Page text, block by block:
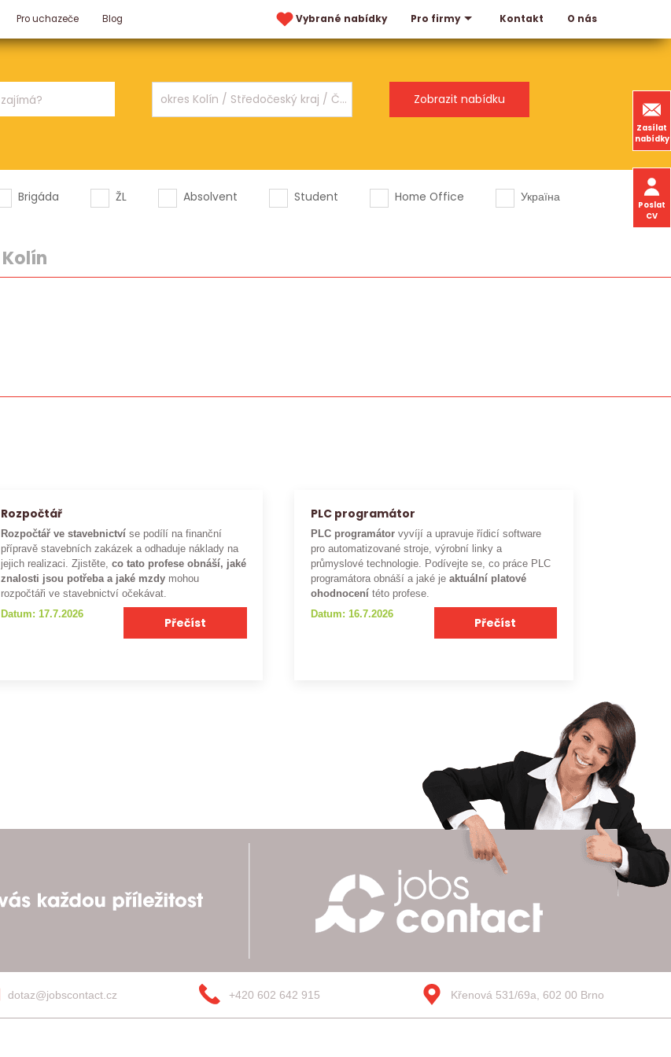
Pro uchazeče Blog Vybrané nabídky Pro firmy Kontakt O nás
Zasílat
nabídky
Poslat
CV
Brigáda ŽL Absolvent Student Home Office
Україна
Kolín
Rozpočtář
Rozpočtář ve stavebnictví se podílí na finanční
přípravě stavebních zakázek a odhaduje náklady na
jejich realizaci. Zjistěte,co tato profese obnáší, jaké
znalosti jsou potřeba a jaké mzdy mohou
rozpočtáři ve stavebnictví očekávat.
Datum: 17.7.2026
Přečíst
PLC programátor
PLC programátor vyvíjí a upravuje řídicí software
pro automatizované stroje, výrobní linky a
průmyslové technologie. Podívejte se, co práce PLC
programátora obnáší a jaké je aktuální platové
ohodnocení této profese.
Datum: 16.7.2026
Přečíst
dotaz@jobscontact.cz +420 602 642 915 Křenová 531/69a, 602 00 Brno